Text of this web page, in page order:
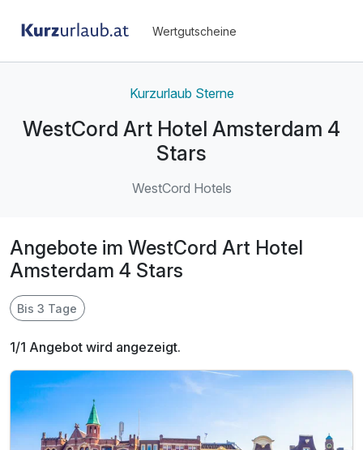
Wertgutscheine
Kurzurlaub Sterne
WestCord Art Hotel Amsterdam 4
Stars
WestCord Hotels
Angebote im WestCord Art Hotel
Amsterdam 4 Stars
Bis 3 Tage
1/1 Angebot wird angezeigt.